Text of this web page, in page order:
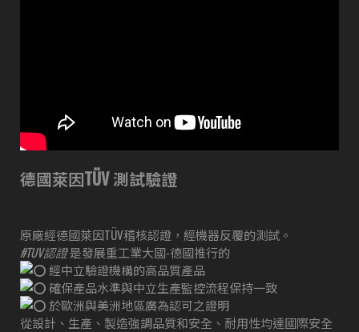
德國萊因TÜV 測試驗證
原廠經德國萊因TÜV稽核認證，經機器反覆的測試。
#TUV認證是發展重工業大國-德國推行的
經中立驗證機構的高品質產品
確保產品水準與中立生產監控流程保持一致
於歐洲與美洲地區廣為認可之證明
從設計、生產、製造強調品質和安全、耐用性均達國際安全